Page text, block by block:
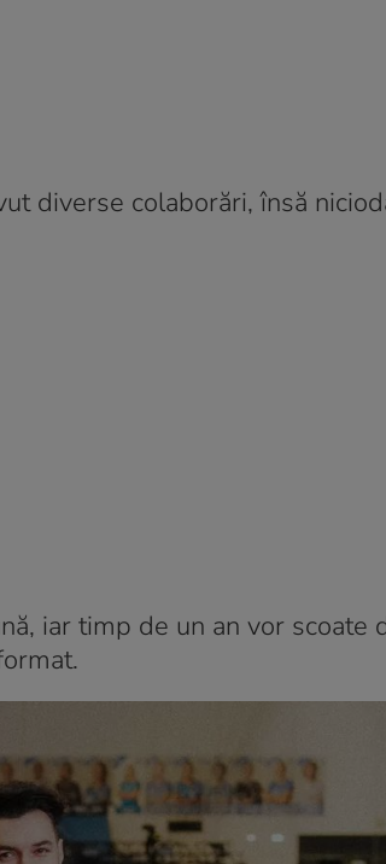
diverse colaborări, însă
iar timp de un an vor scoate